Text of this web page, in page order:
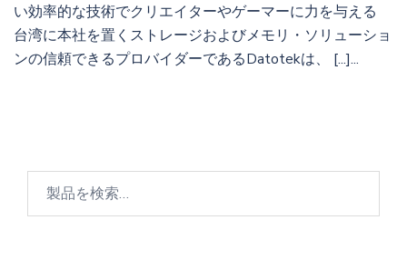
い効率的な技術でクリエイターやゲーマーに力を与える
台湾に本社を置くストレージおよびメモリ・ソリューショ
ンの信頼できるプロバイダーであるDatotekは、 [...]...